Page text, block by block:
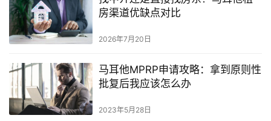
房渠道优缺点对比
2026年7月20日
马耳他MPRP申请攻略：拿到原则性
批复后我应该怎么办
2023年5月28日